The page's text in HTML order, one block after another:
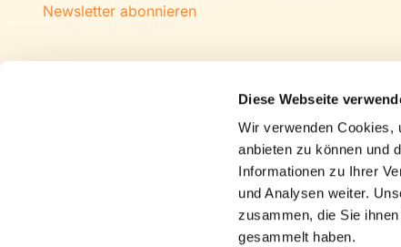
Diese Webseite
Wir verwenden Cookies,
anbieten zu können und
Informationen zu Ihrer
und Analysen weiter.
zusammen, die Sie
gesammelt haben.
Newsletter abonnieren